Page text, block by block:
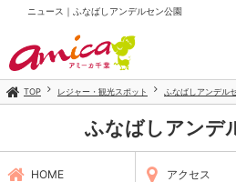
ニュース｜ふなばしアンデルセン公園
TOP レジャー・観光スポット ふなばしアンデル
ふなばしアンデ
HOME アクセス